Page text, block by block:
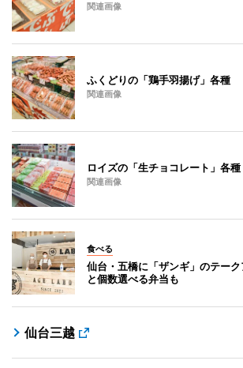
関連画像
ふくどりの「鶏手羽揚げ」各種
関連画像
ロイズの「生チョコレート」各種
関連画像
食べる
仙台・五橋に「ザンギ」のテー
と個数選べる弁当も
仙台三越